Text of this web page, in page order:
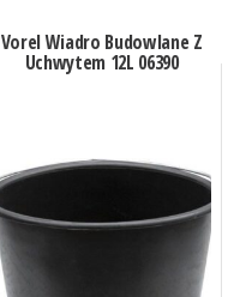
Vorel Wiadro Budowlane Z
Uchwytem 12L 06390